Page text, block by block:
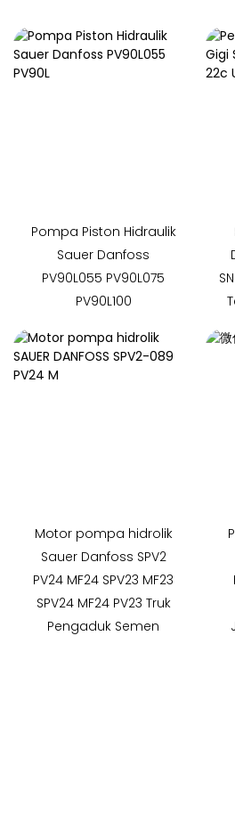
Pompa Piston Hidraulik
Sauer Danfoss
PV90L055 PV90L075
PV90L100
Motor pompa hidrolik
Sauer Danfoss SPV2
PV24 MF24 SPV23 MF23
SPV24 MF24 PV23 Truk
Pengaduk Semen